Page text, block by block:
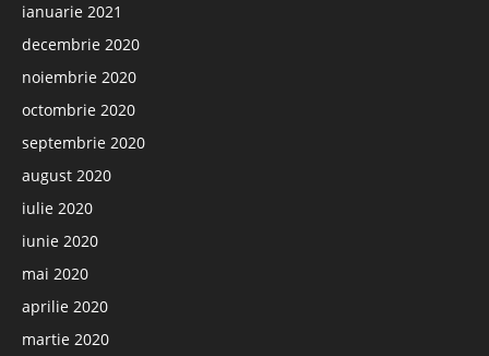
ianuarie 2021
decembrie 2020
noiembrie 2020
octombrie 2020
septembrie 2020
august 2020
iulie 2020
iunie 2020
mai 2020
aprilie 2020
martie 2020